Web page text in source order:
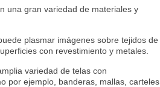
una gran variedad de materiales y
plasmar imágenes sobre tejidos de
con revestimiento y metales.
variedad de telas con
por ejemplo, banderas, mallas, carteles